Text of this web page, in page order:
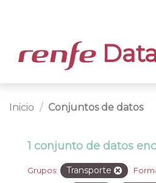
Inicio Conjuntos de datos
1 conjunto de datos
Grupos: Transporte